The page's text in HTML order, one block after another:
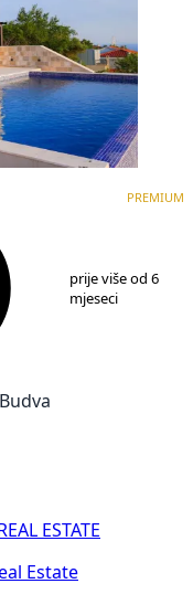
PREMIUM
prije više od 6
mjeseci
ESTATE
Estate